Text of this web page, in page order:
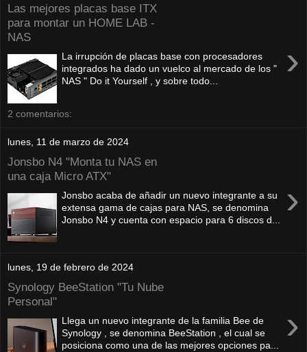
Las mejores placas base ITX
para montar un HOME LAB -
NAS
›
La irrupción de placas base con procesadores
integrados ha dado un vuelco al mercado de los "
NAS " Do it Yourself , y sobre todo...
2 comentarios:
lunes, 11 de marzo de 2024
Jonsbo N4 "Monta tu NAS en
una caja Micro ATX"
›
Jonsbo acaba de añadir un nuevo integrante a su
extensa gama de cajas para NAS, se denomina
Jonsbo N4 y cuenta con espacio para 6 discos d...
lunes, 19 de febrero de 2024
Synology BeeStation "Tu Nube
Personal"
›
Llega un nuevo integrante de la familia Bee de
Synology , se denomina BeeStation , el cual se
posiciona como una de las mejores opciones pa...